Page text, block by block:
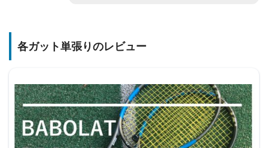
各ガット単張りのレビュー